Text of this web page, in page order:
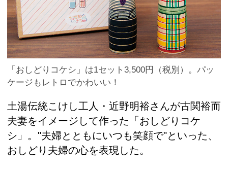
「おしどりコケシ」は1セット3,500円（税別）。パッ
ケージもレトロでかわいい！
土湯伝統こけし工人・近野明裕さんが古関裕而
夫妻をイメージして作った「おしどりコケ
シ」。"夫婦とともにいつも笑顔で"といった、
おしどり夫婦の心を表現した。